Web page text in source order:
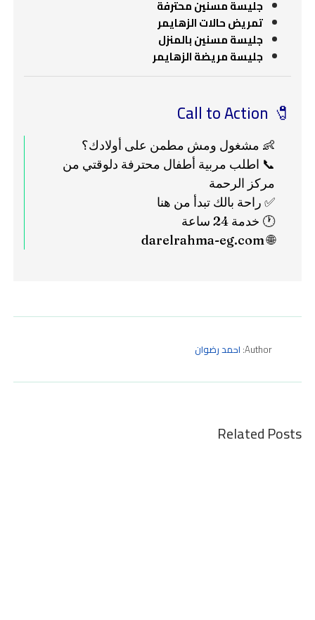
جليسة مسنين محترفة
تمريض حالات الزهايمر
جليسة مسنين بالمنزل
جليسة مريضة الزهايمر
🧷 Call to Action
👶 مشغول ومش مطمن على أولادك؟
📞 اطلب مربية أطفال محترفة دلوقتي من
مركز الرحمة
✅ راحة بالك تبدأ من هنا
🕐 خدمة 24 ساعة
🌐
darelrahma-eg.com
Author: احمد رضوان
Related Posts